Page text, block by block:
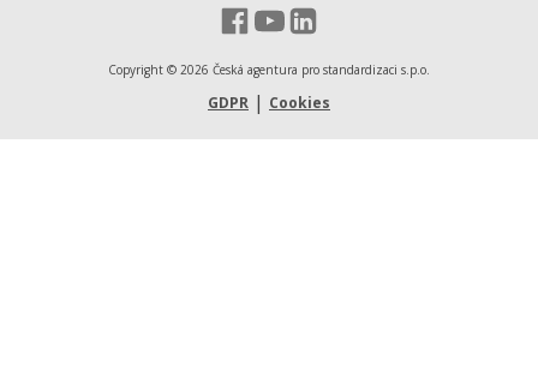
Facebook - Česká agentura pro
YouTube - Česká agentura
LinkedIn - Česká
Copyright © 2026 Česká agentura pro standardizaci s.p.o.
GDPR | Cookies